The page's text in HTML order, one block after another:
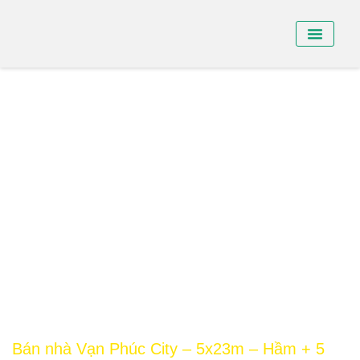
Bán nhà Vạn Phúc City – 5x23m – Hầm + 5